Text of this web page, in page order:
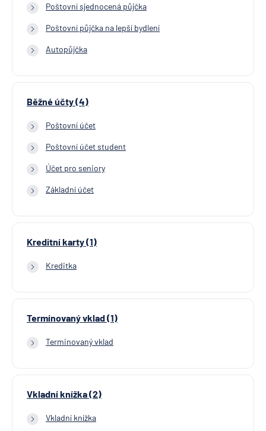
Poštovní sjednocená půjčka
Poštovní půjčka na lepší bydlení
Autopůjčka
Běžné účty (4)
Poštovní účet
Poštovní účet student
Účet pro seniory
Základní účet
Kreditní karty (1)
Kreditka
Termínovaný vklad (1)
Terminovaný vklad
Vkladní knížka (2)
Vkladní knížka